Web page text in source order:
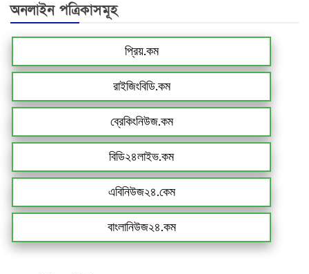
অনলাইন পত্রিকাসমূহ
প্রিয়.কম
রাইজিংবিডি.কম
ব্রেকিংনিউজ.কম
বিডি২৪লাইভ.কম
এবিনিউজ২৪.কেম
বাংলানিউজ২৪.কম